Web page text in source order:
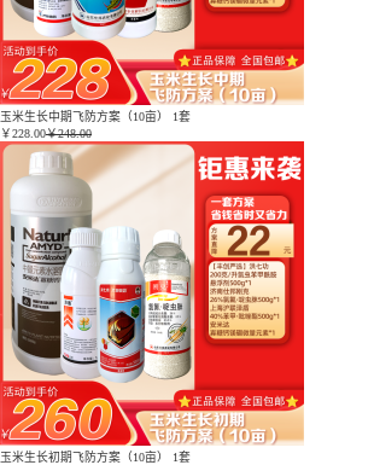
玉米生长中期飞防方案（10亩） 1套
￥228.00￥248.00
玉米生长初期飞防方案（10亩） 1套